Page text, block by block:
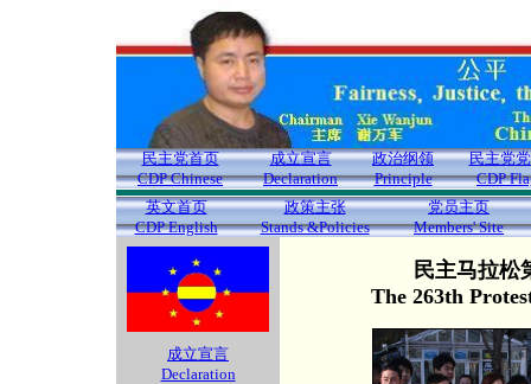
民主党首页
CDP Chinese
成立宣言
Declaration
政治纲领
Principle
民主党
CDP
英文首页
CDP English
政策主张
Stands &Policies
党员主页
Members' Site
成立宣言
Declaration
民主马拉松
The 263th